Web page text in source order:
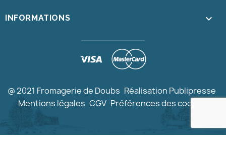
INFORMATIONS keyboard_arrow_down
@ 2021 Fromagerie de Doubs Réalisation Publipresse
Mentions légales CGV Préférences des cookies